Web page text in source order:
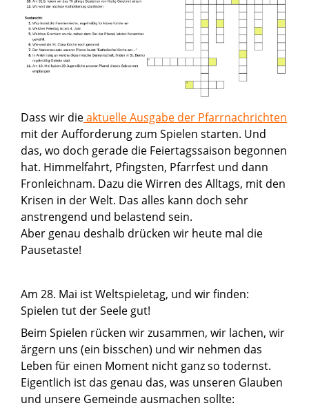
Dass wir dieaktuelle Ausgabe der Pfarrnachrichten
mit der Aufforderung zum Spielen starten. Und
das, wo doch gerade die Feiertagssaison begonnen
hat. Himmelfahrt, Pfingsten, Pfarrfest und dann
Fronleichnam. Dazu die Wirren des Alltags, mit den
Krisen in der Welt. Das alles kann doch sehr
anstrengend und belastend sein.
Aber genau deshalb drücken wir heute mal die
Pausetaste!
Am 28. Mai ist Weltspieletag, und wir finden:
Spielen tut der Seele gut!
Beim Spielen rücken wir zusammen, wir lachen, wir
ärgern uns (ein bisschen) und wir nehmen das
Leben für einen Moment nicht ganz so todernst.
Eigentlich ist das genau das, was unseren Glauben
und unsere Gemeinde ausmachen sollte: